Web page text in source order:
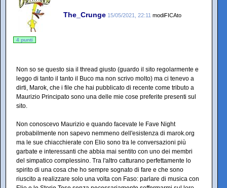
The_Crunge 15/05/2021, 22:11 modiFICAto
4 punti
Non so se questo sia il thread giusto (guardo il sito regolarmente e
leggo di tanto il tanto il Buco ma non scrivo molto) ma ci tenevo a
dirti, Marok, che i file che hai pubblicato di recente come tributo a
Maurizio Principato sono una delle mie cose preferite presenti sul
sito.
Non conoscevo Maurizio e quando facevate le Fave Night
probabilmente non sapevo nemmeno dell'esistenza di marok.org
ma le sue chiacchierate con Elio sono tra le conversazioni più
garbate e interessanti che abbia mai sentito con uno dei membri
del simpatico complessino. Tra l'altro catturano perfettamente lo
spirito di una cosa che ho sempre sognato di fare e che sono
riuscito a realizzare solo una volta con Faso: parlare di musica con